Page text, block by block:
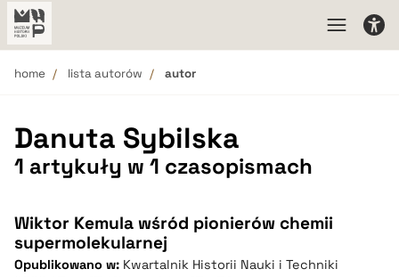
home lista autorów autor
Danuta Sybilska
1 artykuły w 1 czasopismach
Wiktor Kemula wśród pionierów chemii
supermolekularnej
Opublikowano w: Kwartalnik Historii Nauki i Techniki